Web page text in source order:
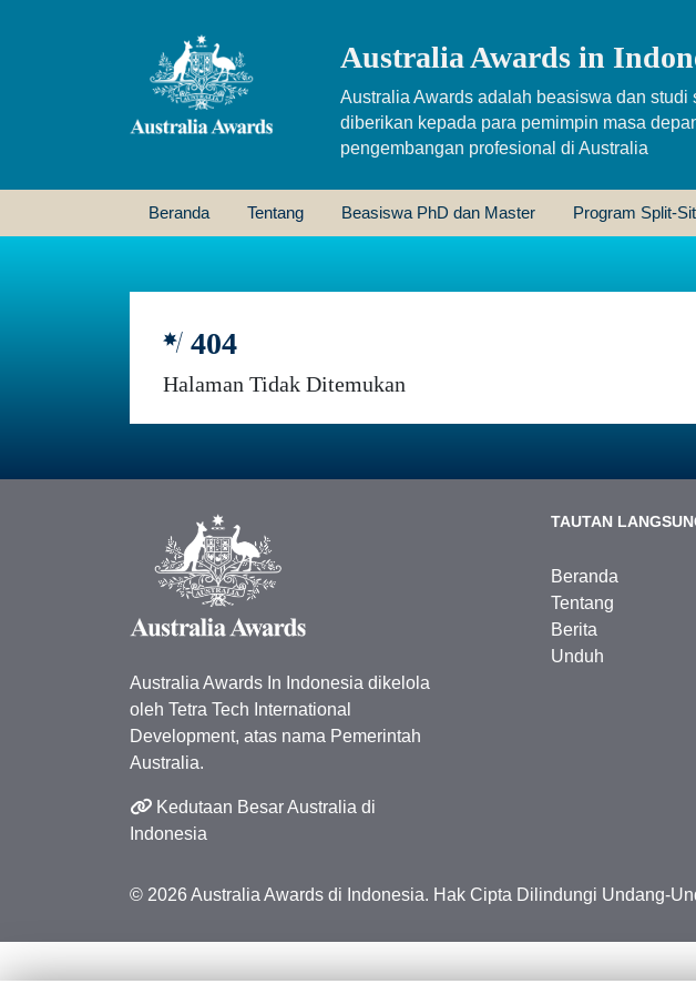
Australia Awards in
Australia Awards adalah beasiswa dan
diberikan kepada para pemimpin masa
pengembangan profesional di Australia
Beranda Tentang Beasiswa PhD dan Master Program Split-
404
Halaman Tidak Ditemukan
Australia Awards In Indonesia dikelola
oleh Tetra Tech International
Development, atas nama Pemerintah
Australia.
Kedutaan Besar Australia di
Indonesia
TAUTAN
Beranda
Tentang
Berita
Unduh
© 2026 Australia Awards di Indonesia. Hak Cipta Dilindungi Undang-